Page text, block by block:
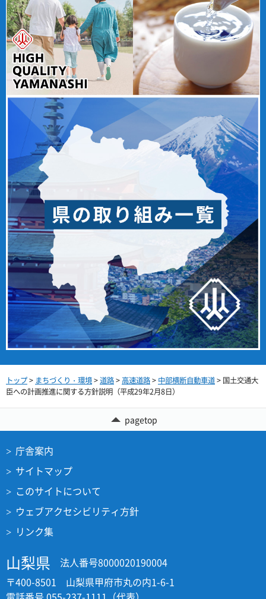
トップ> まちづくり・環境>道路>高速道路> 中部横断自動車道> 国土交通大
臣への計画推進に関する方針説明（平成29年2月8日）
pagetop
庁舎案内
サイトマップ
このサイトについて
ウェブアクセシビリティ方針
リンク集
山梨県
法人番号8000020190004
〒400-8501 山梨県甲府市丸の内1-6-1